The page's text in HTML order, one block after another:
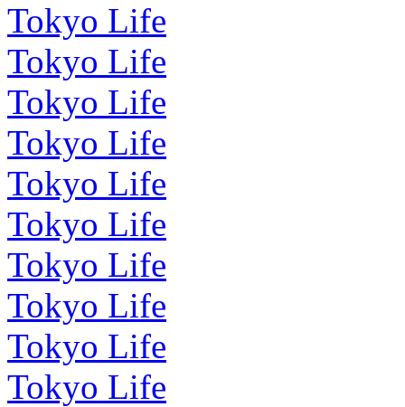
Tokyo Life
Tokyo Life
Tokyo Life
Tokyo Life
Tokyo Life
Tokyo Life
Tokyo Life
Tokyo Life
Tokyo Life
Tokyo Life